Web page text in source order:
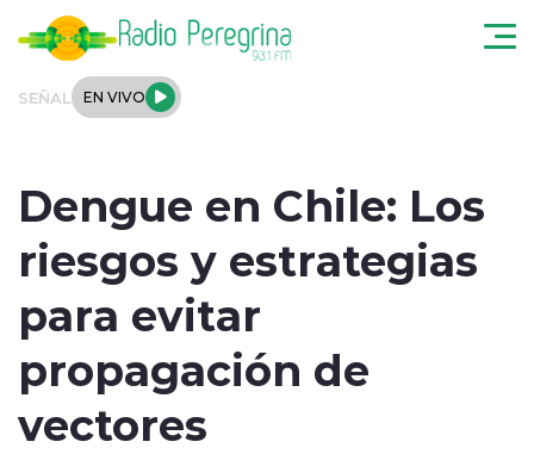
SEÑAL EN VIVO
Regionales
Tendencias
Internacional
Dengue en Chile: Los
riesgos y estrategias
para evitar
propagación de
vectores